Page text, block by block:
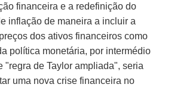
financeira e a redefinição do
inflação de maneira a incluir a
dos ativos financeiros como
política monetária, por intermédio
"regra de Taylor ampliada", seria
uma nova crise financeira no